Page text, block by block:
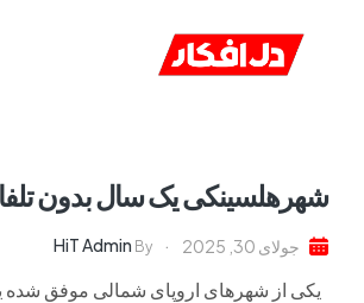
شهرهلسینکی یک سال بدون
جولای 30, 2025 By
HiT Admin
یکی از شهرهای اروپای شمالی موفق